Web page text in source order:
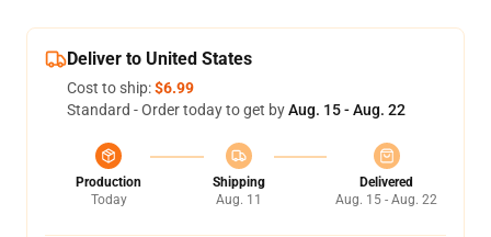
Deliver to United States
Cost to ship:$6.99
Standard - Order today to get byAug. 15 - Aug. 22
Production
Today
Shipping
Aug. 11
Delivered
Aug. 15 - Aug. 22